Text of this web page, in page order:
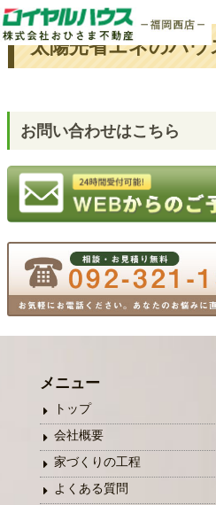
ホーム タグ : 太陽光省エネ
太陽光省エネのハ
お問い合わせはこちら
メニュー
トップ
会社概要
家づくりの工程
よくある質問